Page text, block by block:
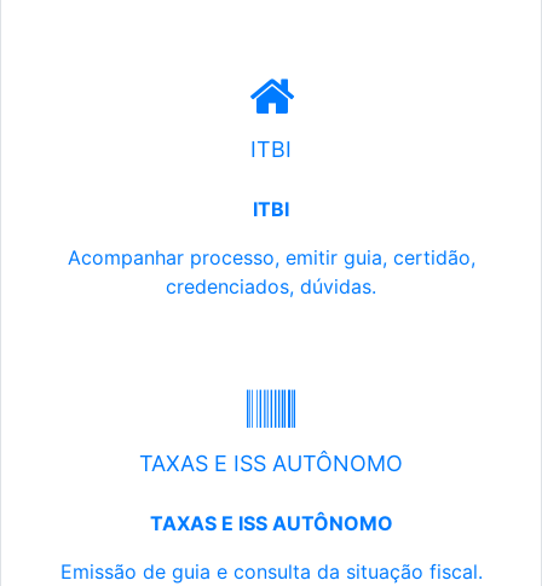
ITBI
ITBI
Acompanhar processo, emitir guia, certidão,
credenciados, dúvidas.
TAXAS E ISS AUTÔNOMO
TAXAS E ISS AUTÔNOMO
Emissão de guia e consulta da situação fiscal.